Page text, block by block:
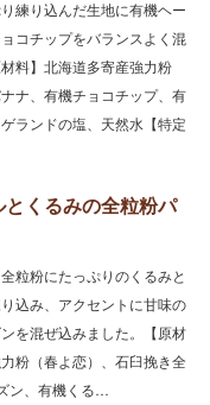
練り込んだ生地に有機ヘー
コチップをバランスよく混
料】北海道多寄産強力粉
ナナ、有機チョコチップ、有
ランドの塩、天然水【特定
とくるみの全粒粉パ
粒粉にたっぷりのくるみと
込み、アクセントに甘味の
を混ぜ込みました。【原材
粉（春よ恋）、石臼挽き全
ン、有機くる…